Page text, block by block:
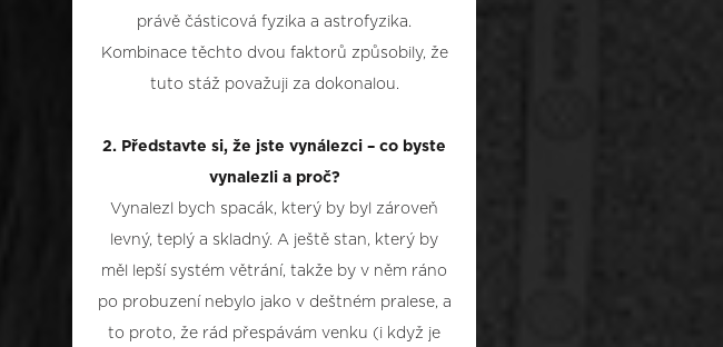
právě částicová fyzika a astrofyzika.
Kombinace těchto dvou faktorů způsobily, že
tuto stáž považuji za dokonalou.
2. Představte si, že jste vynálezci – co byste
vynalezli a proč?
Vynalezl bych spacák, který by byl zároveň
levný, teplý a skladný. A ještě stan, který by
měl lepší systém větrání, takže by v něm ráno
po probuzení nebylo jako v deštném pralese, a
to proto, že rád přespávám venku (i když je